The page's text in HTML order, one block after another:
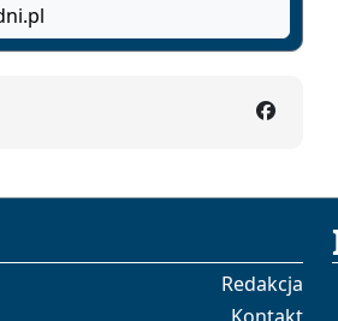
Redakcja